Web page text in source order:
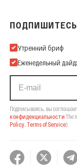
ПОДПИШИТЕСЬ
Подпишитесь на
Утренний бриф
Еженедельный
Подписываясь, вы
конфиденциальности The
Policy, Terms of Service).